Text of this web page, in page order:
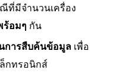
ที่มีจำนวนเครื่อง
ร้อมๆ กัน
การสืบค้นข้อมูลเพื่อ
กทรอนิกส์